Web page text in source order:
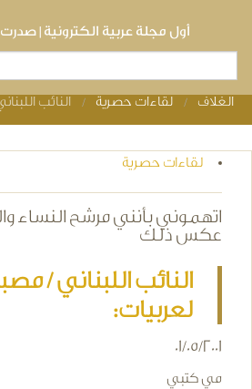
أول مجلة عربية الكترونية | صدرت
الغلاف لقاءات حصرية النائب
لقاءات حصرية
اتهموني بأنني مرشح النساء
عكس ذلك
النائب اللبناني /
لعربيات:
01/05/2001
مي كتبي